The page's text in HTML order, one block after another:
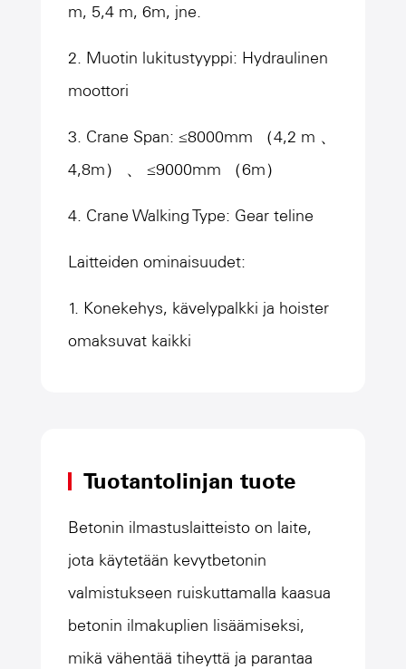
m, 5,4 m, 6m, jne.
2. Muotin lukitustyyppi: Hydraulinen
moottori
3. Crane Span: ≤8000mm （4,2 m 、
4,8m） 、 ≤9000mm （6m）
4. Crane Walking Type: Gear teline
Laitteiden ominaisuudet:
1. Konekehys, kävelypalkki ja hoister
omaksuvat kaikki
2. vaihdetelineiden taajuuden
muuntamiskävely, kävelynopeus: 0 ~
60m/min, kooderin ohjaus, joustava
alku, sileä aloitus, nopea
juoksunopeus, tarkka sijainti
Tuotantolinjan tuote
Betonin ilmastuslaitteisto on laite,
jota käytetään kevytbetonin
valmistukseen ruiskuttamalla kaasua
betonin ilmakuplien lisäämiseksi,
mikä vähentää tiheyttä ja parantaa